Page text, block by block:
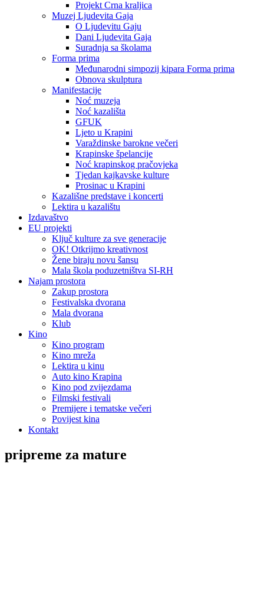
Projekt Crna kraljica
Muzej Ljudevita Gaja
O Ljudevitu Gaju
Dani Ljudevita Gaja
Suradnja sa školama
Forma prima
Međunarodni simpozij kipara Forma prima
Obnova skulptura
Manifestacije
Noć muzeja
Noć kazališta
GFUK
Ljeto u Krapini
Varaždinske barokne večeri
Krapinske špelancije
Noć krapinskog pračovjeka
Tjedan kajkavske kulture
Prosinac u Krapini
Kazališne predstave i koncerti
Lektira u kazalištu
Izdavaštvo
EU projekti
Ključ kulture za sve generacije
OK! Otkrijmo kreativnost
Žene biraju novu šansu
Mala škola poduzetništva SI-RH
Najam prostora
Zakup prostora
Festivalska dvorana
Mala dvorana
Klub
Kino
Kino program
Kino mreža
Lektira u kinu
Auto kino Krapina
Kino pod zvijezdama
Filmski festivali
Premijere i tematske večeri
Povijest kina
Kontakt
pripreme za mature